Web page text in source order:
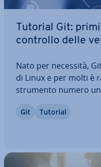
Tutorial Git:
controllo delle
Nato per necessità,
di Linux e per molti è
strumento numero
for­me di sviluppo
Git Tutorial